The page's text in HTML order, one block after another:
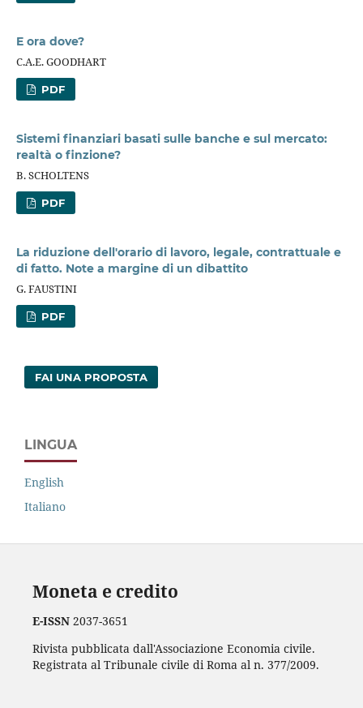
E ora dove?
C.A.E. GOODHART
PDF
Sistemi finanziari basati sulle banche e sul mercato:
realtà o finzione?
B. SCHOLTENS
PDF
La riduzione dell'orario di lavoro, legale, contrattuale e
di fatto. Note a margine di un dibattito
G. FAUSTINI
PDF
FAI UNA PROPOSTA
LINGUA
English
Italiano
Moneta e credito
E-ISSN2037-3651
Rivista pubblicata dall'Associazione Economia civile.
Registrata al Tribunale civile di Roma al n. 377/2009.